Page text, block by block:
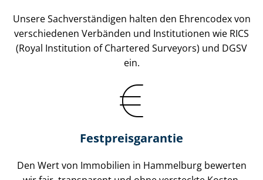
Unsere Sach­ver­stän­di­gen halten den Ehrencodex von
verschiedenen Verbänden und Institutionen wie RICS
(Royal Institution of Chartered Surveyors) und DGSV
ein.
Festpreis​garantie
Den Wert von Immobilien in Hammelburg bewerten